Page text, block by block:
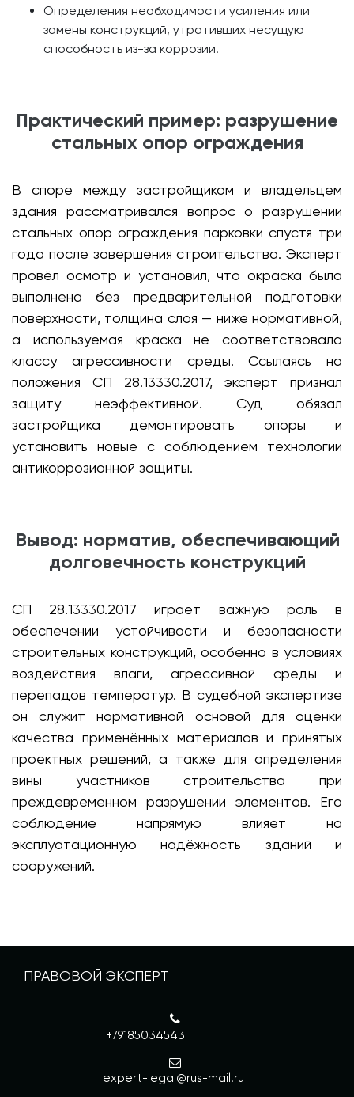
Определения необходимости усиления или
замены конструкций, утративших несущую
способность из-за коррозии.
Практический пример: разрушение
стальных опор ограждения
В споре между застройщиком и владельцем
здания рассматривался вопрос о разрушении
стальных опор ограждения парковки спустя три
года после завершения строительства. Эксперт
провёл осмотр и установил, что окраска была
выполнена без предварительной подготовки
поверхности, толщина слоя — ниже нормативной,
а используемая краска не соответствовала
классу агрессивности среды. Ссылаясь на
положения СП 28.13330.2017, эксперт признал
защиту неэффективной. Суд обязал
застройщика демонтировать опоры и
установить новые с соблюдением технологии
антикоррозионной защиты.
Вывод: норматив, обеспечивающий
долговечность конструкций
СП 28.13330.2017 играет важную роль в
обеспечении устойчивости и безопасности
строительных конструкций, особенно в условиях
воздействия влаги, агрессивной среды и
перепадов температур. В судебной экспертизе
он служит нормативной основой для оценки
качества применённых материалов и принятых
проектных решений, а также для определения
вины участников строительства при
преждевременном разрушении элементов. Его
соблюдение напрямую влияет на
эксплуатационную надёжность зданий и
сооружений.
ПРАВОВОЙ ЭКСПЕРТ
+79185034543
expert-legal@rus-mail.ru